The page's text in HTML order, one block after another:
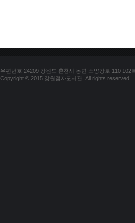
우편번호 24209 강원도 춘천시 동면 소양강로 110 102
Copyright © 2015 강원점자도서관. All rights reserved.